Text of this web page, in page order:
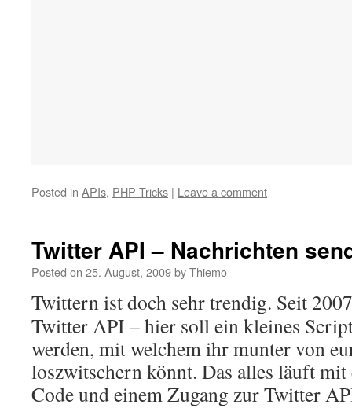
Posted in APIs, PHP Tricks | Leave a comment
Twitter API – Nachrichten
Posted on 25. August, 2009byThiemo
Twittern ist doch sehr trendig. Seit
Twitter API – hier soll ein kleines
werden, mit welchem ihr munter von
loszwitschern könnt. Das alles läuft
Code und einem Zugang zur Twitter